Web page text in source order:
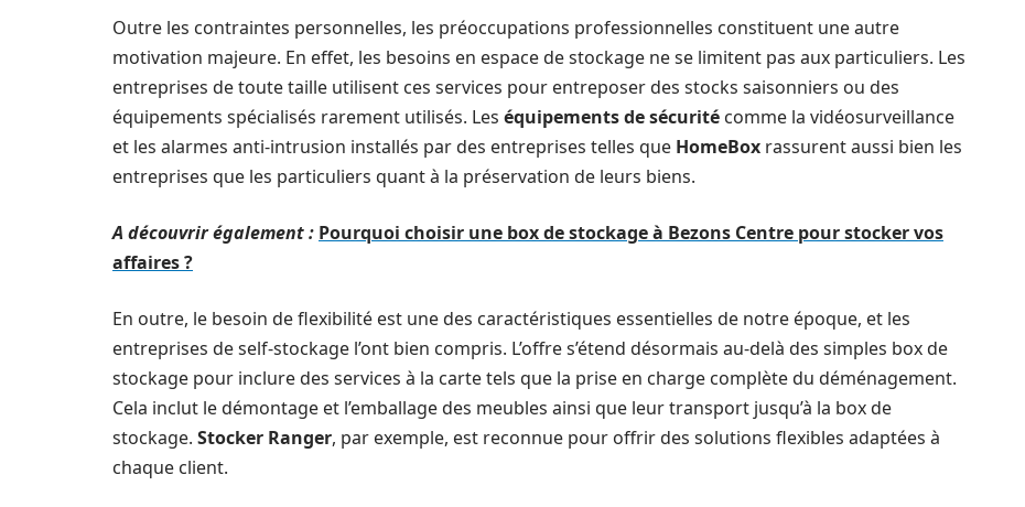
Outre les contraintes personnelles, les préoccupations professionnelles constituent une autre
motivation majeure. En effet, les besoins en espace de stockage ne se limitent pas aux particuliers. Les
entreprises de toute taille utilisent ces services pour entreposer des stocks saisonniers ou des
équipements spécialisés rarement utilisés. Les équipements de sécurité comme la vidéosurveillance
et les alarmes anti-intrusion installés par des entreprises telles que HomeBox rassurent aussi bien les
entreprises que les particuliers quant à la préservation de leurs biens.
A découvrir également : Pourquoi choisir une box de stockage à Bezons Centre pour stocker vos
affaires ?
En outre, le besoin de flexibilité est une des caractéristiques essentielles de notre époque, et les
entreprises de self-stockage l’ont bien compris. L’offre s’étend désormais au-delà des simples box de
stockage pour inclure des services à la carte tels que la prise en charge complète du déménagement.
Cela inclut le démontage et l’emballage des meubles ainsi que leur transport jusqu’à la box de
stockage. Stocker Ranger, par exemple, est reconnue pour offrir des solutions flexibles adaptées à
chaque client.